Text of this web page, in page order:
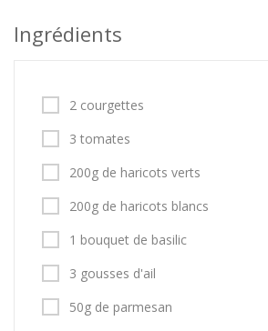
Ingrédients
2 courgettes
3 tomates
200g de haricots verts
200g de haricots blancs
1 bouquet de basilic
3 gousses d'ail
50g de parmesan